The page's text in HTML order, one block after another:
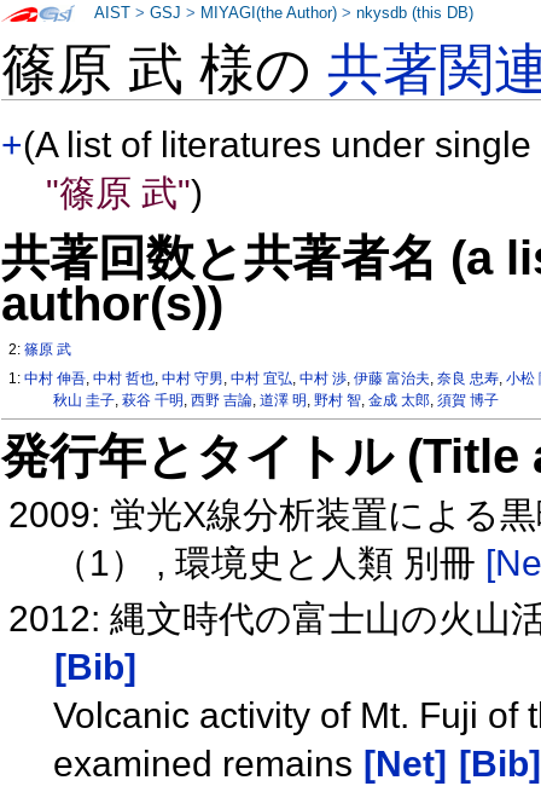
篠原 武 様の共著関
+(A list of literatures under
"篠原 武")
共著回数と共著者名 (a
author(s))
2:篠原 武
1:中村 伸吾,中村 哲也,中村 守男,中村 宜弘,中村 渉,伊藤 富治夫,奈良 忠寿,小松
秋山 圭子, 萩谷 千明 , 西野 吉論, 道澤 明 , 野村 智, 金成 太郎, 須賀 博子
発行年とタイトル
2009: 蛍光X線分析装置による
（1） , 環境史と人類 別冊
2012: 縄文時代の富士山の火山
[Bib]
Volcanic activity of Mt. Fuji of
examined remains [Net] [Bib]
AIST >GSJ > MIYAGI(the Author) >nkysdb (this DB)